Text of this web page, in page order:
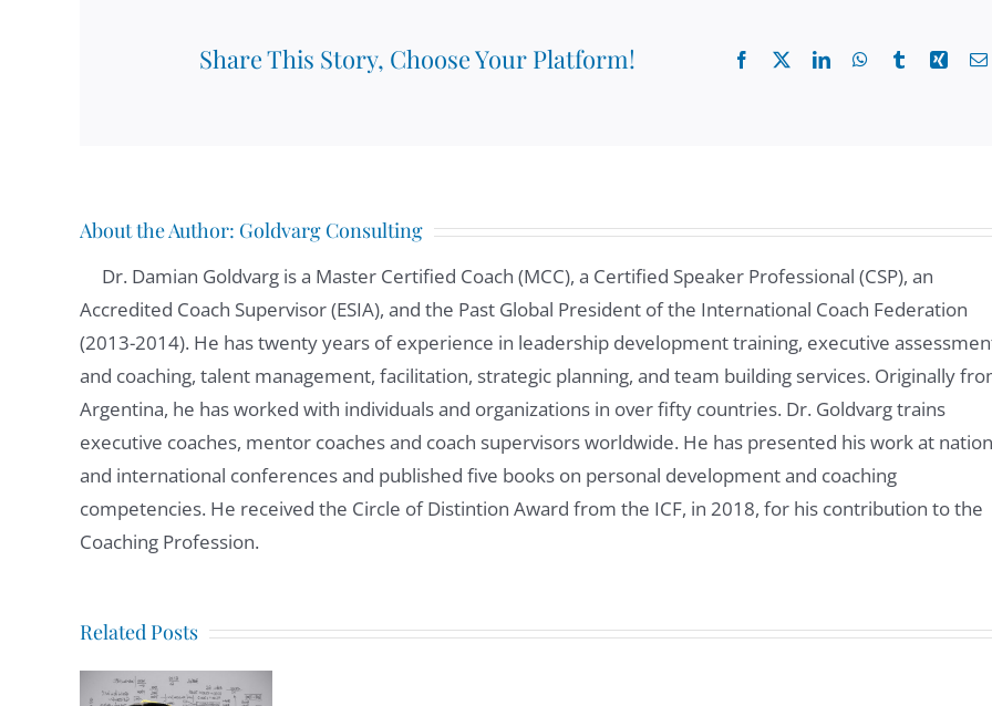
Share This Story, Choose Your Platform! Facebook LinkedInWhatsApp
TumblrXing
About the Author: Goldvarg Consulting
Dr. Damian Goldvarg is a Master Certified Coach (MCC), a Certified Speaker Professional (CSP), an
Accredited Coach Supervisor (ESIA), and the Past Global President of the International Coach Federation
(2013-2014). He has twenty years of experience in leadership development training, executive
and coaching, talent management, facilitation, strategic planning, and team building services. Originally
Argentina, he has worked with individuals and organizations in over fifty countries. Dr. Goldvarg trains
executive coaches, mentor coaches and coach supervisors worldwide. He has presented his work at
and international conferences and published five books on personal development and coaching
competencies. He received the Circle of Distintion Award from the ICF, in 2018, for his contribution to the
Coaching Profession.
Related Posts